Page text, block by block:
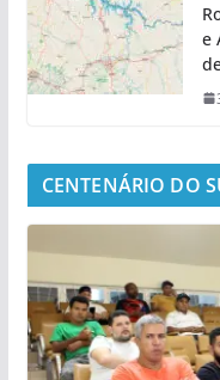
e
CENTENÁRIO DO